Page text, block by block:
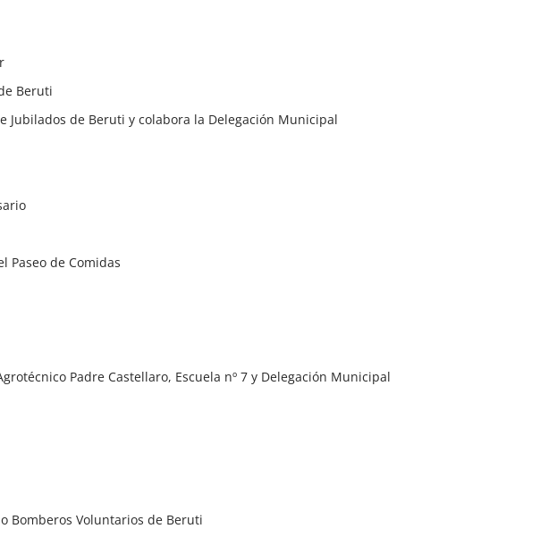
Beruti
Jubilados de Beruti y colabora la Delegación Municipal
Paseo de Comidas
Padre Castellaro, Escuela nº 7 y Delegación Municipal
Bomberos Voluntarios de Beruti